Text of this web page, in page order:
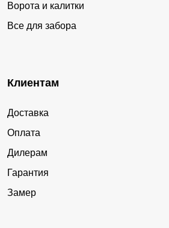
Ворота и калитки
Все для забора
Клиентам
Доставка
Оплата
Дилерам
Гарантия
Замер